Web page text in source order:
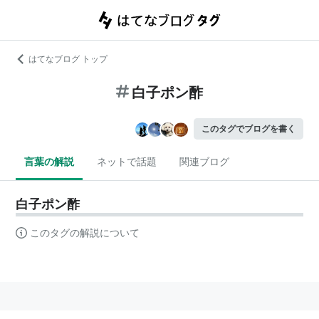
はてなブログ トップ
白子ポン酢
このタグでブログを書く
言葉の解説 ネットで話題 関連ブログ
白子ポン酢
このタグの解説について